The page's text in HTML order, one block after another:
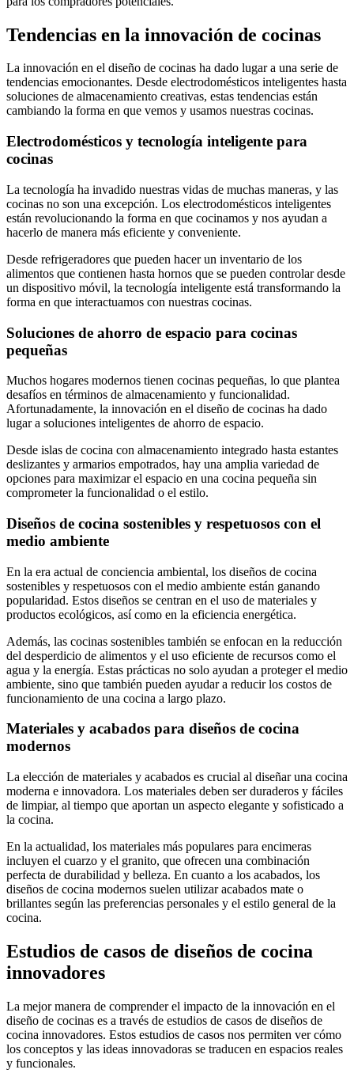
Tendencias en la innovación de cocinas
La innovación en el diseño de cocinas ha dado lugar a una serie de
tendencias emocionantes. Desde electrodomésticos inteligentes hasta
soluciones de almacenamiento creativas, estas tendencias están
cambiando la forma en que vemos y usamos nuestras cocinas.
Electrodomésticos y tecnología inteligente para
cocinas
La tecnología ha invadido nuestras vidas de muchas maneras, y las
cocinas no son una excepción. Los electrodomésticos inteligentes
están revolucionando la forma en que cocinamos y nos ayudan a
hacerlo de manera más eficiente y conveniente.
Desde refrigeradores que pueden hacer un inventario de los
alimentos que contienen hasta hornos que se pueden controlar desde
un dispositivo móvil, la tecnología inteligente está transformando la
forma en que interactuamos con nuestras cocinas.
Soluciones de ahorro de espacio para cocinas
pequeñas
Muchos hogares modernos tienen cocinas pequeñas, lo que plantea
desafíos en términos de almacenamiento y funcionalidad.
Afortunadamente, la innovación en el diseño de cocinas ha dado
lugar a soluciones inteligentes de ahorro de espacio.
Desde islas de cocina con almacenamiento integrado hasta estantes
deslizantes y armarios empotrados, hay una amplia variedad de
opciones para maximizar el espacio en una cocina pequeña sin
comprometer la funcionalidad o el estilo.
Diseños de cocina sostenibles y respetuosos con el
medio ambiente
En la era actual de conciencia ambiental, los diseños de cocina
sostenibles y respetuosos con el medio ambiente están ganando
popularidad. Estos diseños se centran en el uso de materiales y
productos ecológicos, así como en la eficiencia energética.
Además, las cocinas sostenibles también se enfocan en la reducción
del desperdicio de alimentos y el uso eficiente de recursos como el
agua y la energía. Estas prácticas no solo ayudan a proteger el medio
ambiente, sino que también pueden ayudar a reducir los costos de
funcionamiento de una cocina a largo plazo.
Materiales y acabados para diseños de cocina
modernos
La elección de materiales y acabados es crucial al diseñar una cocina
moderna e innovadora. Los materiales deben ser duraderos y fáciles
de limpiar, al tiempo que aportan un aspecto elegante y sofisticado a
la cocina.
En la actualidad, los materiales más populares para encimeras
incluyen el cuarzo y el granito, que ofrecen una combinación
perfecta de durabilidad y belleza. En cuanto a los acabados, los
diseños de cocina modernos suelen utilizar acabados mate o
brillantes según las preferencias personales y el estilo general de la
cocina.
Estudios de casos de diseños de cocina
innovadores
La mejor manera de comprender el impacto de la innovación en el
diseño de cocinas es a través de estudios de casos de diseños de
cocina innovadores. Estos estudios de casos nos permiten ver cómo
los conceptos y las ideas innovadoras se traducen en espacios reales
y funcionales.